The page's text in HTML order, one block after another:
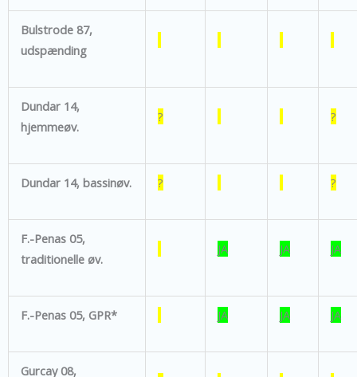
Bulstrode 87,
udspænding
Dundar 14,
hjemmeøv.
? ?
Dundar 14, bassinøv. ? ?
F.-Penas 05,
traditionelle øv.
JA JA JA
F.-Penas 05, GPR* JA JA JA
Gurcay 08,